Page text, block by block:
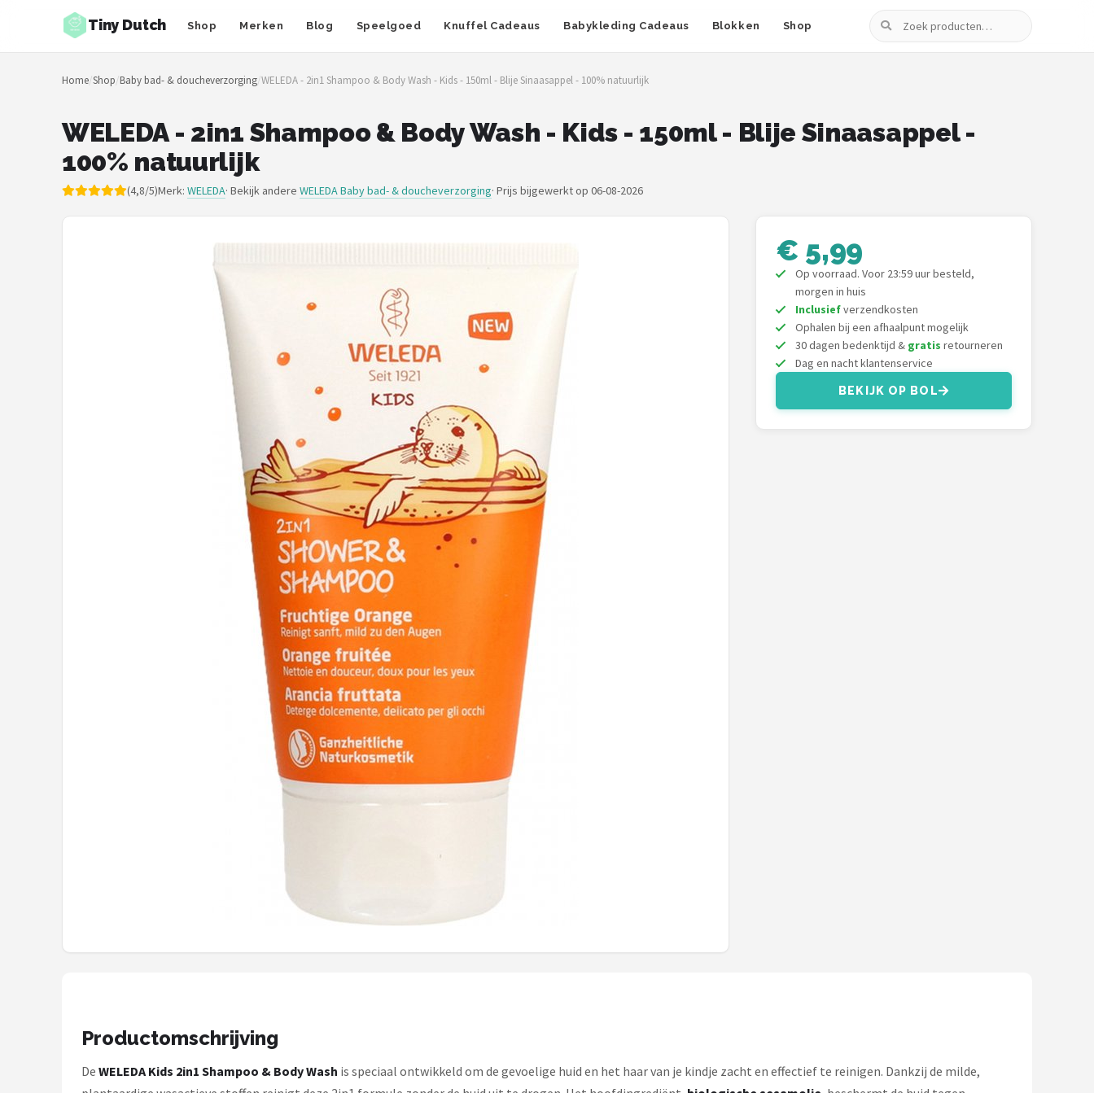
Tiny Dutch Shop Merken Blog Speelgoed Knuffel Cadeaus Babykleding Cadeaus Blokken Shop
Zoeken
Zoeken
NAVIGATIE
Merken
Home/Shop/Baby bad- & doucheverzorging/WELEDA - 2in1 Shampoo & Body Wash - Kids - 150ml - Blije Sinaasappel - 100% natuurlijk
WELEDA - 2in1 Shampoo & Body Wash - Kids - 150ml - Blije Sinaasappel -
100% natuurlijk
(4,8/5)Merk: WELEDA· Bekijk andere WELEDA Baby bad- & doucheverzorging· Prijs bijgewerkt op 06-08-2026
€ 5,99
Op voorraad. Voor 23:59 uur besteld,
morgen in huis
Inclusiefverzendkosten
Ophalen bij een afhaalpunt mogelijk
30 dagen bedenktijd & gratis retourneren
Dag en nacht klantenservice
BEKIJK OP BOL
Productomschrijving
De WELEDA Kids 2in1 Shampoo & Body Wash is speciaal ontwikkeld om de gevoelige huid en het haar van je kindje zacht en effectief te reinigen. Dankzij de milde,